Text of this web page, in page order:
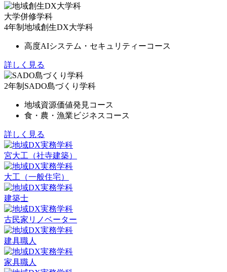
大学併修学科
4年制 地域創生DX大学科
高度AIシステム・セキュリティーコース
詳しく見る
2年制 SADO島づくり学科
地域資源価値発見コース
食・農・漁業ビジネスコース
詳しく見る
宮大工（社寺建築）
大工（一般住宅）
建築士
古民家リノベーター
建具職人
家具職人